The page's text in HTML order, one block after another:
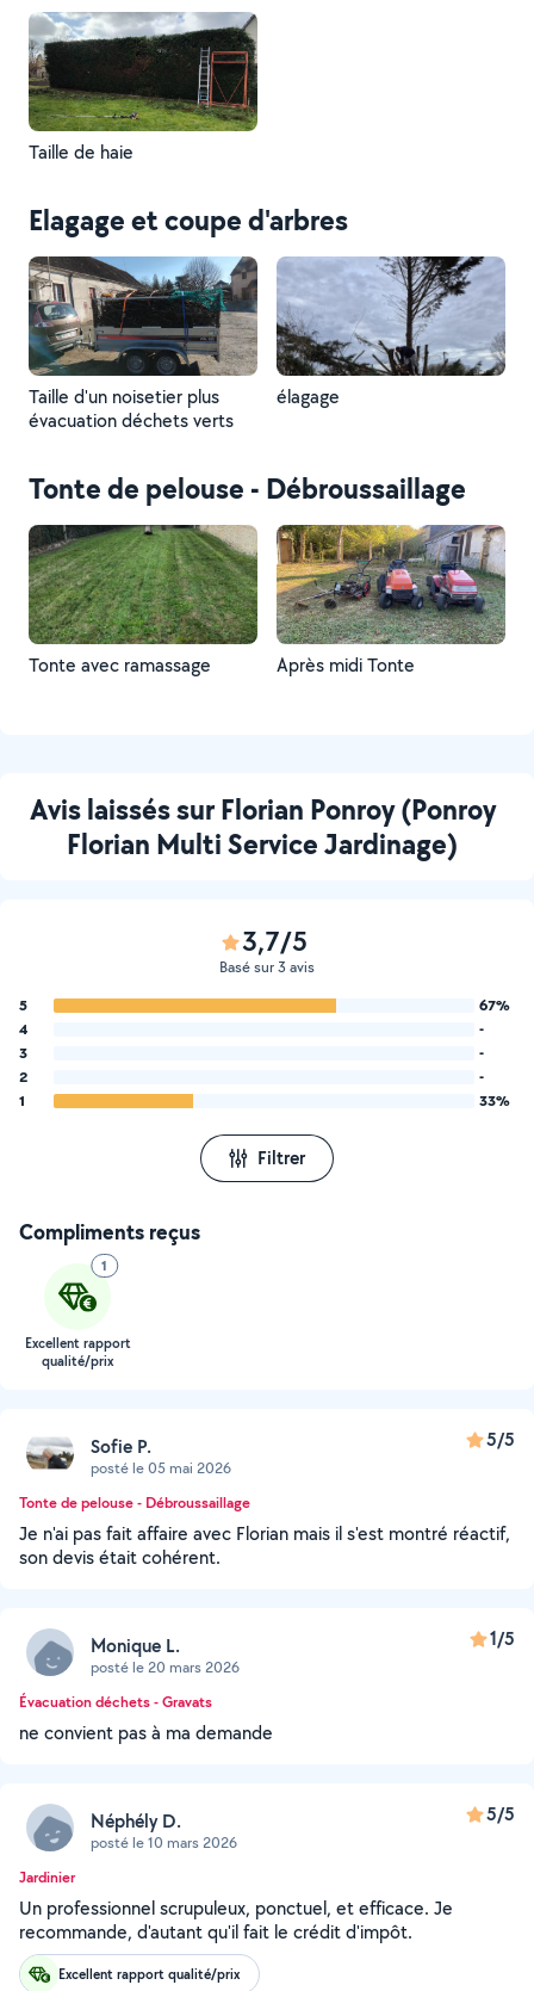
Taille de haie
Elagage et coupe d'arbres
Taille d'un noisetier plus
évacuation déchets verts
élagage
Tonte de pelouse - Débroussaillage
Tonte avec ramassage Après midi Tonte
Avis laissés sur Florian Ponroy (Ponroy
Florian Multi Service Jardinage)
3,7/5
Basé sur 3 avis
5
67%
4
-
3
-
2
-
1
33%
Filtrer
Compliments reçus
1
Excellent rapport
qualité/prix
Sofie P.
posté le 05 mai 2026
5/5
Tonte de pelouse - Débroussaillage
Je n'ai pas fait affaire avec Florian mais il s'est montré réactif,
son devis était cohérent.
Monique L.
posté le 20 mars 2026
1/5
Évacuation déchets - Gravats
ne convient pas à ma demande
Néphély D.
posté le 10 mars 2026
5/5
Jardinier
Un professionnel scrupuleux, ponctuel, et efficace. Je
recommande, d'autant qu'il fait le crédit d'impôt.
Excellent rapport qualité/prix